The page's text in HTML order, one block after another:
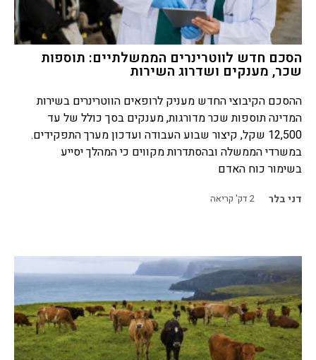
הסכם חדש לווטרינרים הממשלתיים: תוספות
שכר, מענקים ושדרוג השירות
ההסכם הקיבוצי החדש מעניק לרופאים הווטרינרים בשירות
המדינה תוספות שכר מדורגות, מענקים בסך כולל של עד
12,500 שקל, קיצור שבוע העבודה ועדכון מערך התפקידים.
במשרדי הממשלה ובהסתדרות מקווים כי המהלך יסייע
בשימור כוח האדם
דני בלר 2דק' קריאה